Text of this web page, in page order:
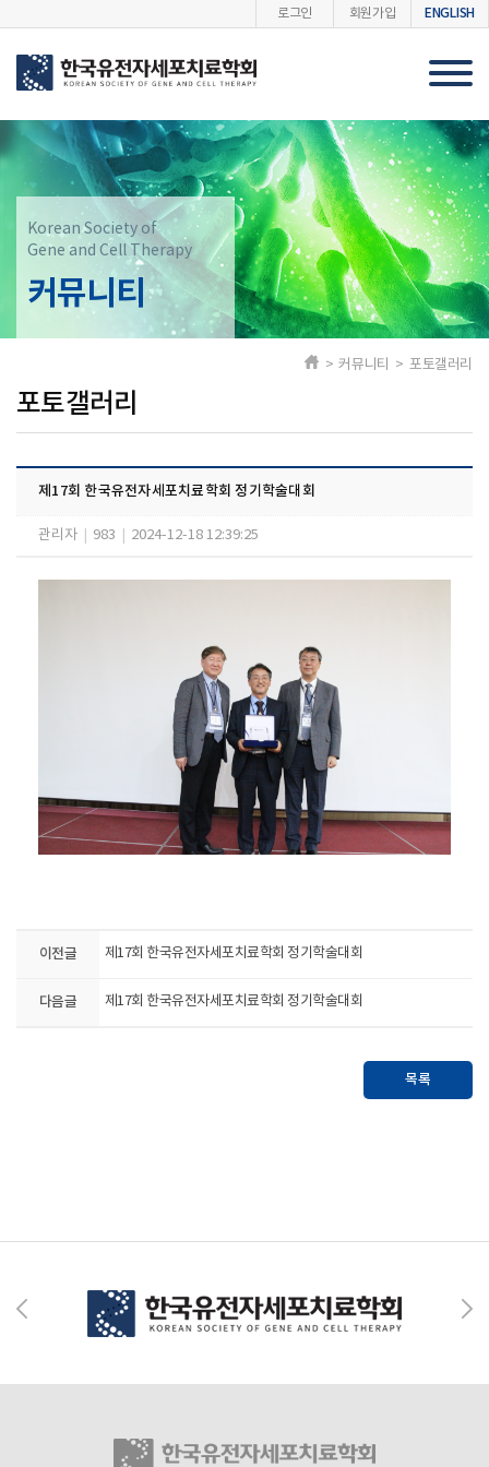
로그인 회원가입 ENGLISH
Korean Society of
Gene and Cell Therapy
커뮤니티
포토갤러리
> 커뮤니티 > 포토갤러리
제17회 한국유전자세포치료학회 정기학술대회
관리자 983 2024-12-18 12:39:25
이전글 제17회 한국유전자세포치료학회 정기학술대회
다음글 제17회 한국유전자세포치료학회 정기학술대회
목록